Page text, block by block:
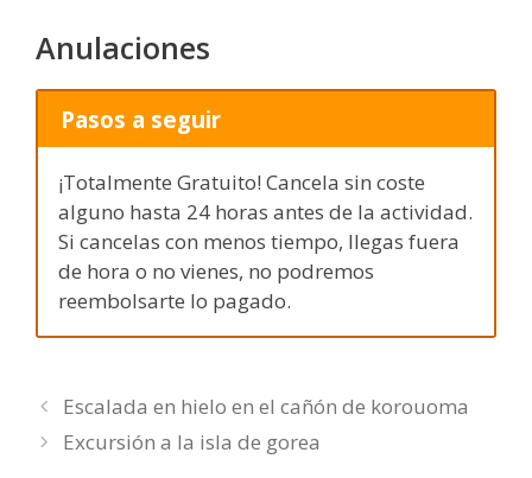
Anulaciones
Pasos a seguir
¡Totalmente Gratuito! Cancela sin coste
alguno hasta 24 horas antes de la actividad.
Si cancelas con menos tiempo, llegas fuera
de hora o no vienes, no podremos
reembolsarte lo pagado.
Escalada en hielo en el cañón de korouoma
Excursión a la isla de gorea